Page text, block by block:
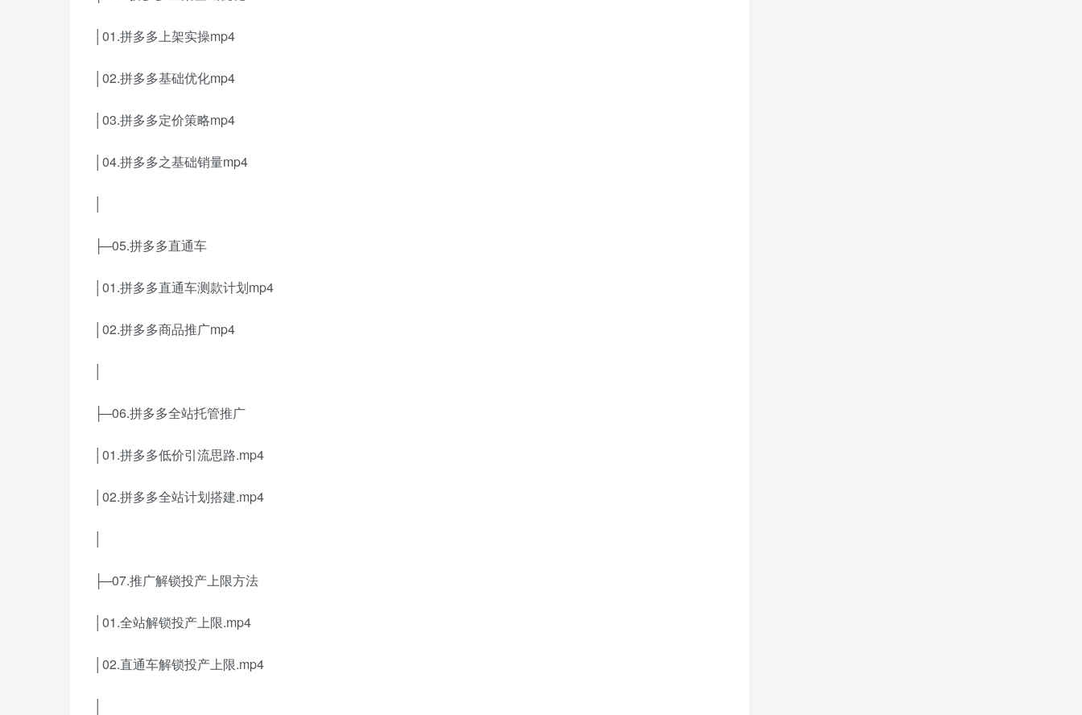
│01.拼多多上架实操mp4
│02.拼多多基础优化mp4
│03.拼多多定价策略mp4
│04.拼多多之基础销量mp4
├─05.拼多多直通车
│01.拼多多直通车测款计划mp4
│02.拼多多商品推广mp4
├─06.拼多多全站托管推广
│01.拼多多低价引流思路.mp4
│02.拼多多全站计划搭建.mp4
├─07.推广解锁投产上限方法
│01.全站解锁投产上限.mp4
│02.直通车解锁投产上限.mp4